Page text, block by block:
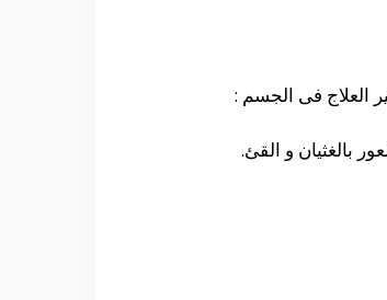
العلاج فى الجسم :
بالغثيان و القئ.